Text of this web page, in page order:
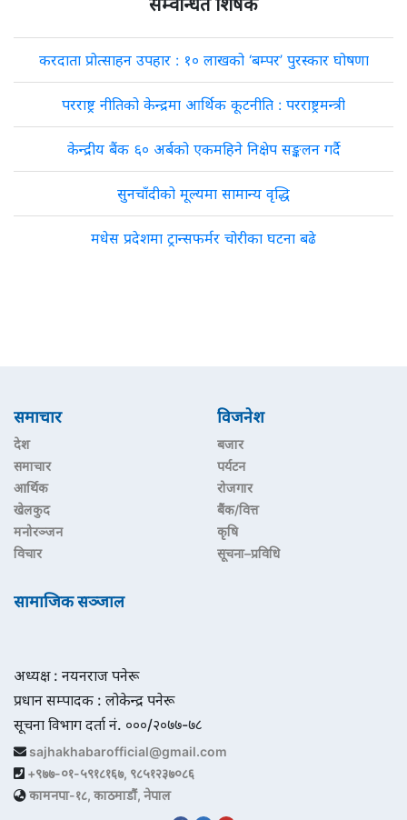
करदाता प्रोत्साहन उपहार : १० लाखको ‘बम्पर’ पुरस्कार घोषणा
परराष्ट्र नीतिको केन्द्रमा आर्थिक कूटनीति : परराष्ट्रमन्त्री
केन्द्रीय बैंक ६० अर्बको एकमहिने निक्षेप सङ्कलन गर्दै
सुनचाँदीको मूल्यमा सामान्य वृद्धि
मधेस प्रदेशमा ट्रान्सफर्मर चोरीका घटना बढे
समाचार
देश
समाचार
आर्थिक
खेलकुद
मनोरञ्जन
विचार
विजनेश
बजार
पर्यटन
रोजगार
बैंक/वित्त
कृषि
सूचना–प्रविधि
सामाजिक सञ्जाल
अध्यक्ष : नयनराज पनेरू
प्रधान सम्पादक : लोकेन्द्र पनेरू
सूचना विभाग दर्ता नं. ०००/२०७७-७८
sajhakhabarofficial@gmail.com
+९७७-०१-५९१८१६७, ९८५१२३७०८६
कामनपा-१८, काठमाडौं, नेपाल